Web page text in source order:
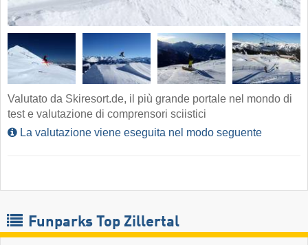
Valutato da Skiresort.de, il più grande portale nel mondo di
test e valutazione di comprensori sciistici
La valutazione viene eseguita nel modo seguente
Funparks Top Zillertal